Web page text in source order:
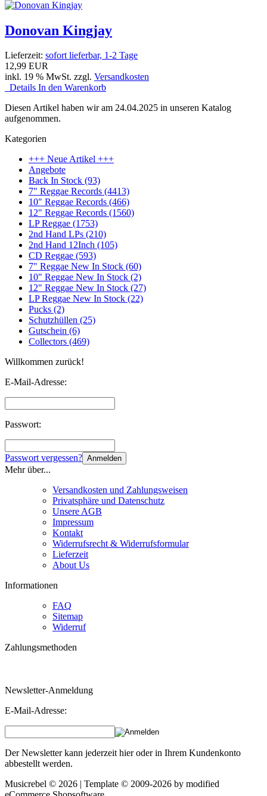
Donovan Kingjay
Lieferzeit: sofort lieferbar, 1-2 Tage
12,99 EUR
inkl. 19 % MwSt. zzgl. Versandkosten
Details In den Warenkorb
Diesen Artikel haben wir am 24.04.2025 in unseren Katalog
aufgenommen.
Kategorien
+++ Neue Artikel +++
Angebote
Back In Stock (93)
7" Reggae Records (4413)
10" Reggae Records (466)
12" Reggae Records (1560)
LP Reggae (1753)
2nd Hand LPs (210)
2nd Hand 12Inch (105)
CD Reggae (593)
7" Reggae New In Stock (60)
10" Reggae New In Stock (2)
12" Reggae New In Stock (27)
LP Reggae New In Stock (22)
Pucks (2)
Schutzhüllen (25)
Gutschein (6)
Collectors (469)
Willkommen zurück!
E-Mail-Adresse:
Passwort:
Passwort vergessen? Anmelden
Mehr über...
Versandkosten und Zahlungsweisen
Privatsphäre und Datenschutz
Unsere AGB
Impressum
Kontakt
Widerrufsrecht & Widerrufsformular
Lieferzeit
About Us
Informationen
FAQ
Sitemap
Widerruf
Zahlungsmethoden
Newsletter-Anmeldung
E-Mail-Adresse:
Der Newsletter kann jederzeit hier oder in Ihrem Kundenkonto
abbestellt werden.
Musicrebel © 2026 | Template © 2009-2026 by modified